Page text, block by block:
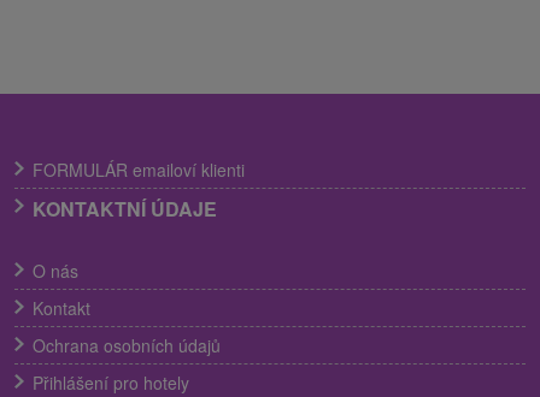
FORMULÁR emailoví klienti
KONTAKTNÍ ÚDAJE
O nás
Kontakt
Ochrana osobních údajů
Přihlášení pro hotely